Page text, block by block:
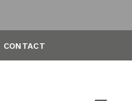
CONTACT